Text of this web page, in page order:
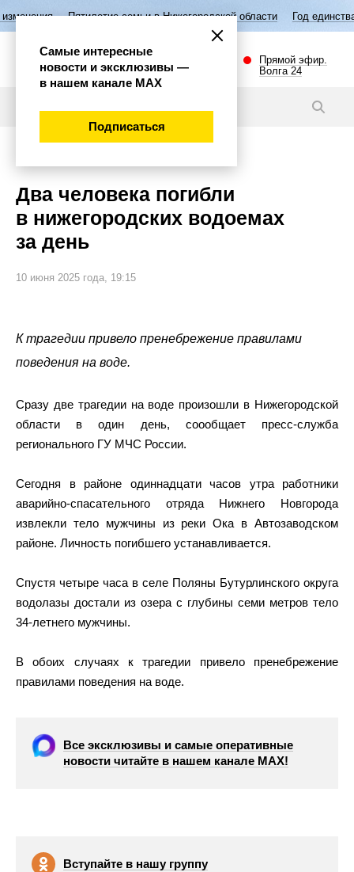
Пятилетие семьи в Нижегородской области Год единства народов
Прямой эфир.
Волга 24
Два человека погибли
в нижегородских водоемах
за день
10 июня 2025 года, 19:15
К трагедии привело пренебрежение правилами
поведения на воде.
Сразу две трагедии на воде произошли в Нижегородской
области в один день, соообщает пресс-служба
регионального ГУ МЧС России.
Сегодня в районе одиннадцати часов утра работники
аварийно-спасательного отряда Нижнего Новгорода
извлекли тело мужчины из реки Ока в Автозаводском
районе. Личность погибшего устанавливается.
Спустя четыре часа в селе Поляны Бутурлинского округа
водолазы достали из озера с глубины семи метров тело
34-летнего мужчины.
В обоих случаях к трагедии привело пренебрежение
правилами поведения на воде.
Все эксклюзивы и самые оперативные
новости читайте в нашем канале МАХ!
Вступайте в нашу группу
Самые интересные
новости и эксклюзивы —
в нашем канале МАХ
Подписаться